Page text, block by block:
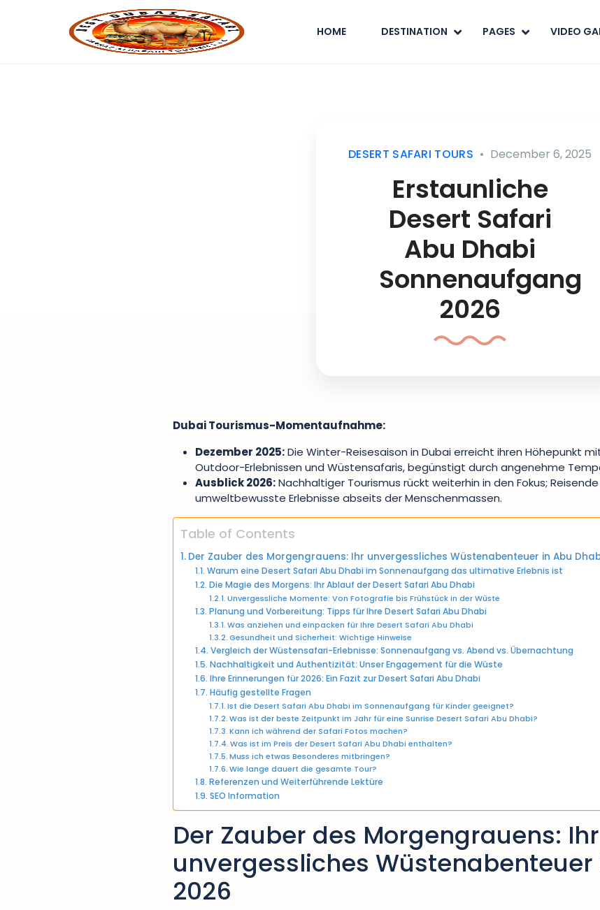
HOME DESTINATION PAGES VIDEO
DESERT SAFARI TOURS December 6, 2025
Erstaunliche
Desert Safari
Abu Dhabi
Sonnenaufgang
2026
Dubai Tourismus-Momentaufnahme:
Dezember 2025:Die Winter-Reisesaison in Dubai erreicht ihren Höhepunkt
Outdoor-Erlebnissen und Wüstensafaris, begünstigt durch angenehme
Ausblick 2026:Nachhaltiger Tourismus rückt weiterhin in den Fokus;
umweltbewusste Erlebnisse abseits der Menschenmassen.
Table of Contents
Der Zauber des Morgengrauens: Ihr unvergessliches Wüstenabenteuer in Abu
Warum eine Desert Safari Abu Dhabi im Sonnenaufgang das ultimative Erlebnis ist
Die Magie des Morgens: Ihr Ablauf der Desert Safari Abu Dhabi
Unvergessliche Momente: Von Fotografie bis Frühstück in der Wüste
Planung und Vorbereitung: Tipps für Ihre Desert Safari Abu Dhabi
Was anziehen und einpacken für Ihre Desert Safari Abu Dhabi
Gesundheit und Sicherheit: Wichtige Hinweise
Vergleich der Wüstensafari-Erlebnisse: Sonnenaufgang vs. Abend vs. Übernachtung
Nachhaltigkeit und Authentizität: Unser Engagement für die Wüste
Ihre Erinnerungen für 2026: Ein Fazit zur Desert Safari Abu Dhabi
Häufig gestellte Fragen
Ist die Desert Safari Abu Dhabi im Sonnenaufgang für Kinder geeignet?
Was ist der beste Zeitpunkt im Jahr für eine Sunrise Desert Safari Abu Dhabi?
Kann ich während der Safari Fotos machen?
Was ist im Preis der Desert Safari Abu Dhabi enthalten?
Muss ich etwas Besonderes mitbringen?
Wie lange dauert die gesamte Tour?
Referenzen und Weiterführende Lektüre
SEO Information
Der Zauber des Morgengrauens: Ihr
unvergessliches Wüstenabenteuer
2026